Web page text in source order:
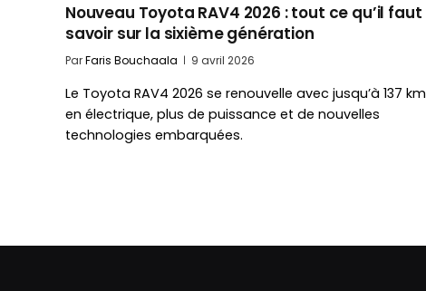
Nouveau Toyota RAV4 2026 : tout ce qu’il faut
savoir sur la sixième génération
ParFaris Bouchaala 9 avril 2026
Le Toyota RAV4 2026 se renouvelle avec jusqu’à 137 km
en électrique, plus de puissance et de nouvelles
technologies embarquées.